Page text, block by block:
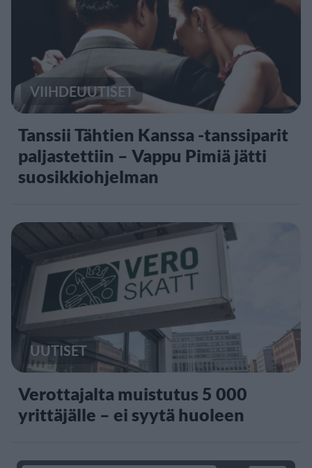
VIIHDEUUTISET
Tanssii Tähtien Kanssa -tanssiparit
paljastettiin – Vappu Pimiä jätti
suosikkiohjelman
UUTISET
Verottajalta muistutus 5 000
yrittäjälle – ei syytä huoleen